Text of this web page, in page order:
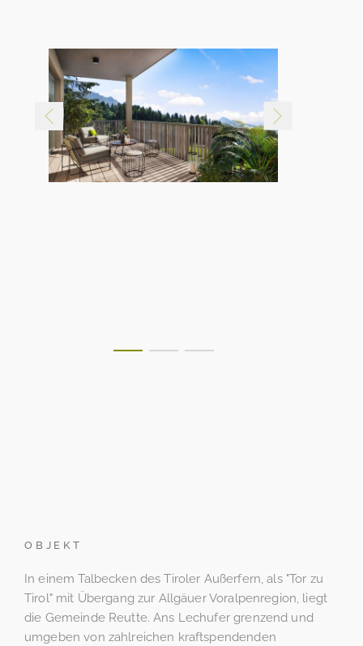
OBJEKT
In einem Talbecken des Tiroler Außerfern, als "Tor zu
Tirol" mit Übergang zur Allgäuer Voralpenregion, liegt
die Gemeinde Reutte. Ans Lechufer grenzend und
umgeben von zahlreichen kraftspendenden